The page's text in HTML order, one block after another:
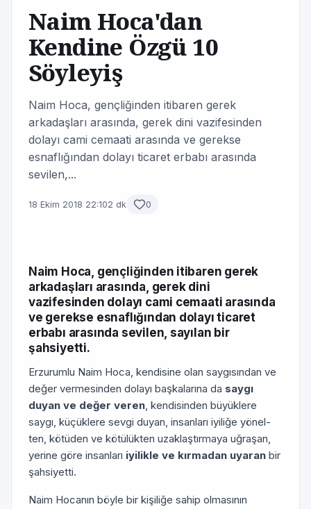
Naim Hoca'dan
Kendine Özgü 10
Söyleyiş
Naim Hoca, gençliğinden itibaren gerek
arkadaşları arasında, gerek dini vazifesinden
dolayı cami cemaati arasında ve gerekse
esnaflığından dolayı ticaret erbabı arasında
sevilen,...
18 Ekim 2018 22:102 dk 0
Naim Hoca, gençliğinden itibaren gerek
arkadaşları arasında, gerek dini
vazifesinden dolayı cami cemaati arasında
ve gerekse esnaflığından dolayı ticaret
erbabı arasında sevilen, sayılan bir
şahsiyetti.
Erzurumlu Naim Hoca, kendisine olan saygısından ve
değer vermesinden dolayı başkalarına da saygı
duyan ve değer veren, kendisinden büyüklere
saygı, küçüklere sevgi duyan, insanları iyiliğe yönel­
ten, kötüden ve kötülükten uzaklaştırmaya uğraşan,
yerine göre insanları iyilikle ve kırmadan uyaran bir
şahsiyetti.
Naim Hocanın böyle bir kişiliğe sahip olmasının